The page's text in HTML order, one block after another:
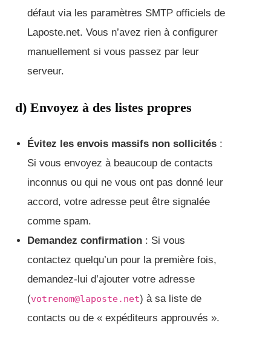
défaut via les paramètres SMTP officiels de
Laposte.net. Vous n’avez rien à configurer
manuellement si vous passez par leur
serveur.
d) Envoyez à des listes propres
Évitez les envois massifs non sollicités :
Si vous envoyez à beaucoup de contacts
inconnus ou qui ne vous ont pas donné leur
accord, votre adresse peut être signalée
comme spam.
Demandez confirmation : Si vous
contactez quelqu’un pour la première fois,
demandez-lui d’ajouter votre adresse
(votrenom@laposte.net) à sa liste de
contacts ou de « expéditeurs approuvés ».